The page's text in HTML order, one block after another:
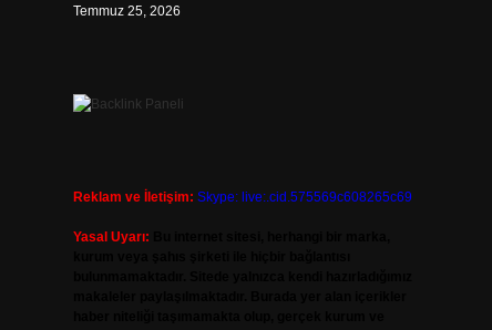
Temmuz 25, 2026
Reklam ve İletişim: Skype: live:.cid.575569c608265c69
Yasal Uyarı: